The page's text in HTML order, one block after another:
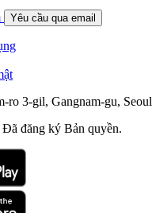
Yêu cầu qua email
ro 3-gil, Gangnam-gu, Seoul
đăng ký Bản quyền.